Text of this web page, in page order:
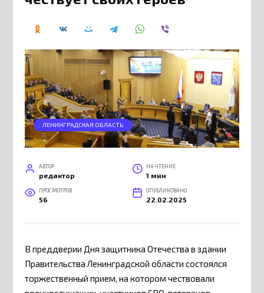
ЛЕНИНГРАДСКАЯ ОБЛАСТЬ
АВТОР
редактор
НА ЧТЕНИЕ
1 мин
ПРОСМОТРОВ
56
ОПУБЛИКОВАНО
22.02.2025
В преддверии Дня защитника Отечества в здании
Правительства Ленинградской области состоялся
торжественный прием, на котором чествовали